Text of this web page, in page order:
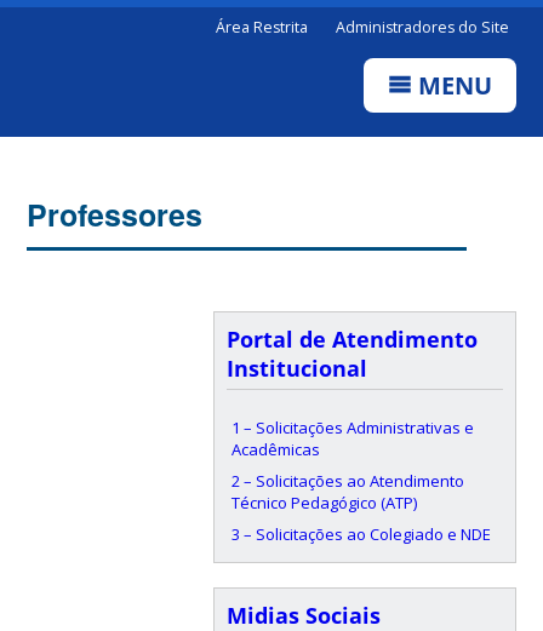
Área Restrita Administradores do Site
MENU
Professores
Portal de Atendimento
Institucional
1 – Solicitações Administrativas e
Acadêmicas
2 – Solicitações ao Atendimento
Técnico Pedagógico (ATP)
3 – Solicitações ao Colegiado e NDE
Midias Sociais